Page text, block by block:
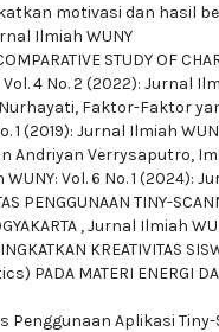
motivasi dan hasil
Ilmiah WUNY
STUDY OF
4 No. 2 (2022): Jurnal
Faktor-Faktor
1 (2019): Jurnal Ilmiah
Andriyan Verrysaputro,
Vol. 6 No. 1 (2024):
PENGGUNAAN TINY-
,Jurnal Ilmiah
KREATIVITAS
PADA MATERI ENERGI
Penggunaan Aplikasi Tiny-